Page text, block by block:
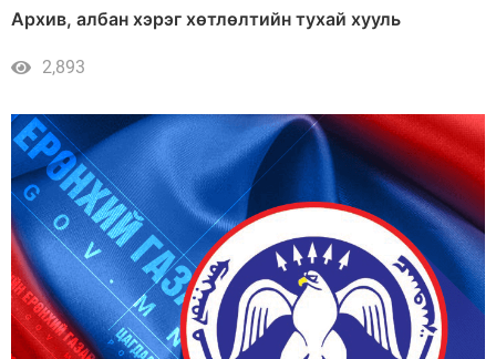
Архив, албан хэрэг хөтлөлтийн тухай хууль
2,893